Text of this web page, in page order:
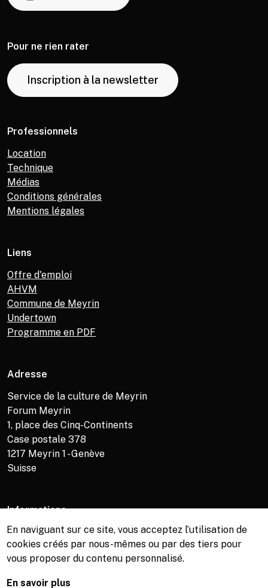
Pour ne rien rater
Inscription à la newsletter
Professionnels
Location
Technique
Médias
Conditions générales
Mentions légales
Liens
Offre d'emploi
AHVM
Commune de Meyrin
Undertown
Programme en PDF
Adresse
Service de la culture de Meyrin
Forum Meyrin
1, place des Cinq-Continents
Case postale 378
1217 Meyrin 1 - Genève
Suisse
Informations
Service de la culture +41 (0)22 989 16 69
Billetterie +41 (0)22 989 34 34
Bibliothèque +41 (0)22 989 34 74
En naviguant sur ce site, vous acceptez l’utilisation de
cookies créés par nous-mêmes ou par des tiers pour
vous proposer du contenu personnalisé.
En savoir plus